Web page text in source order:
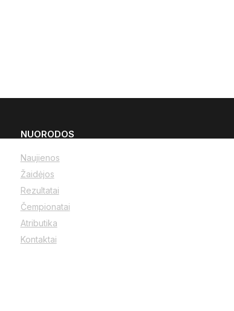
NUORODOS
Naujienos
Žaidėjos
Rezultatai
Čempionatai
Atributika
Kontaktai